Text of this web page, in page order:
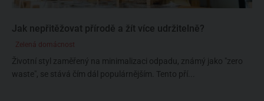
Jak nepřitěžovat přírodě a žít více udržitelně?
Zelená domácnost
Životní styl zaměřený na minimalizaci odpadu, známý jako "zero
waste", se stává čím dál populárnějším. Tento pří...